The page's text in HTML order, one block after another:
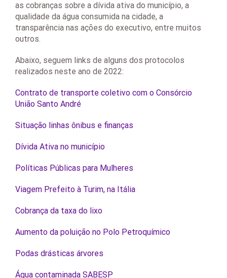
as cobranças sobre a dívida ativa do município, a
qualidade da água consumida na cidade, a
transparência nas ações do executivo, entre muitos
outros.
Abaixo, seguem links de alguns dos protocolos
realizados neste ano de 2022:
Contrato de transporte coletivo com o Consórcio
União Santo André
Situação linhas ônibus e finanças
Dívida Ativa no município
Políticas Públicas para Mulheres
Viagem Prefeito à Turim, na Itália
Cobrança da taxa do lixo
Aumento da poluição no Polo Petroquímico
Podas drásticas árvores
Água contaminada SABESP